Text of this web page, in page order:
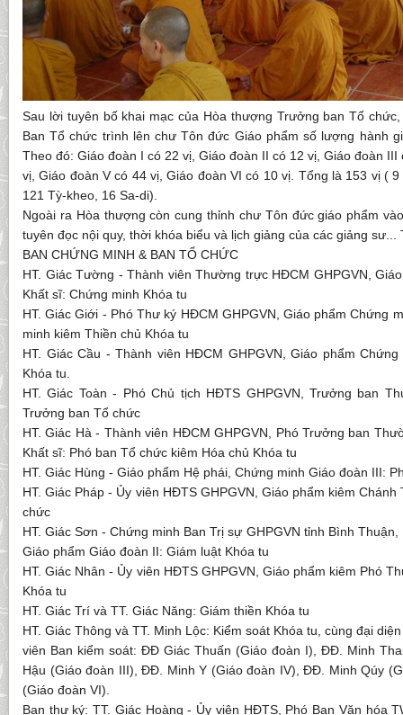
Sau lời tuyên bố khai mạc của Hòa thượng Trưởng ban Tổ
Ban Tổ chức trình lên chư Tôn đức Giáo phẩm số lượng hành
Theo đó: Giáo đoàn I có 22 vị, Giáo đoàn II có 12 vị, Giáo đoàn
vị, Giáo đoàn V có 44 vị, Giáo đoàn VI có 10 vị. Tổng là 153 vị (
121 Tỳ-kheo, 16 Sa-di).
Ngoài ra Hòa thượng còn cung thỉnh chư Tôn đức giáo phẩm
tuyên đọc nội quy, thời khóa biểu và lịch giảng của các giảng sư...
BAN CHỨNG MINH & BAN TỔ CHỨC
HT. Giác Tường - Thành viên Thường trực HĐCM GHPGVN,
Khất sĩ: Chứng minh Khóa tu
HT. Giác Giới - Phó Thư ký HĐCM GHPGVN, Giáo phẩm Chứng
minh kiêm Thiền chủ Khóa tu
HT. Giác Cầu - Thành viên HĐCM GHPGVN, Giáo phẩm
Khóa tu.
HT. Giác Toàn - Phó Chủ tịch HĐTS GHPGVN, Trưởng ban
Trưởng ban Tổ chức
HT. Giác Hà - Thành viên HĐCM GHPGVN, Phó Trưởng ban
Khất sĩ: Phó ban Tổ chức kiêm Hóa chủ Khóa tu
HT. Giác Hùng - Giáo phẩm Hệ phái, Chứng minh Giáo đoàn III:
HT. Giác Pháp - Ủy viên HĐTS GHPGVN, Giáo phẩm kiêm
chức
HT. Giác Sơn - Chứng minh Ban Trị sự GHPGVN tỉnh Bình
Giáo phẩm Giáo đoàn II: Giám luật Khóa tu
HT. Giác Nhân - Ủy viên HĐTS GHPGVN, Giáo phẩm kiêm Phó
Khóa tu
HT. Giác Trí và TT. Giác Năng: Giám thiền Khóa tu
HT. Giác Thông và TT. Minh Lộc: Kiểm soát Khóa tu, cùng đại
viên Ban kiểm soát: ĐĐ Giác Thuấn (Giáo đoàn I), ĐĐ. Minh
Hậu (Giáo đoàn III), ĐĐ. Minh Y (Giáo đoàn IV), ĐĐ. Minh Qúy
(Giáo đoàn VI).
Ban thư ký: TT. Giác Hoàng - Ủy viên HĐTS, Phó Ban Văn hóa